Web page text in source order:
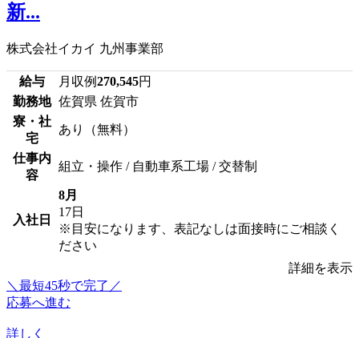
新...
株式会社イカイ 九州事業部
給与 月収例270,545円
勤務地 佐賀県 佐賀市
寮・社
宅
あり（無料）
仕事内
容
組立・操作 / 自動車系工場 / 交替制
入社日
8月
17日
※目安になります、表記なしは面接時にご相談く
ださい
詳細を表示
＼最短45秒で完了／
応募へ進む
詳しく